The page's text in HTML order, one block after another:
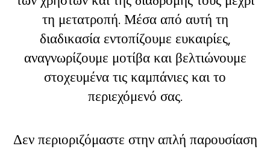
τη μετατροπή. Μέσα από αυτή τη
διαδικασία εντοπίζουμε ευκαιρίες,
αναγνωρίζουμε μοτίβα και βελτιώνουμε
στοχευμένα τις καμπάνιες και το
περιεχόμενό σας.
Δεν περιοριζόμαστε στην απλή παρουσίαση